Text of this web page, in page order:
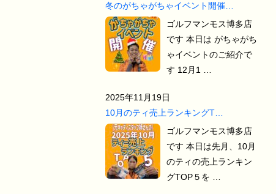
冬のがちゃがちゃイベント開催…
ゴルフマンモス博多店
です 本日は がちゃがち
ゃイベントのご紹介で
す 12月1 …
2025年11月19日
10月のティ売上ランキングT…
ゴルフマンモス博多店
です 本日は先月、10月
のティの売上ランキン
グTOP５を …